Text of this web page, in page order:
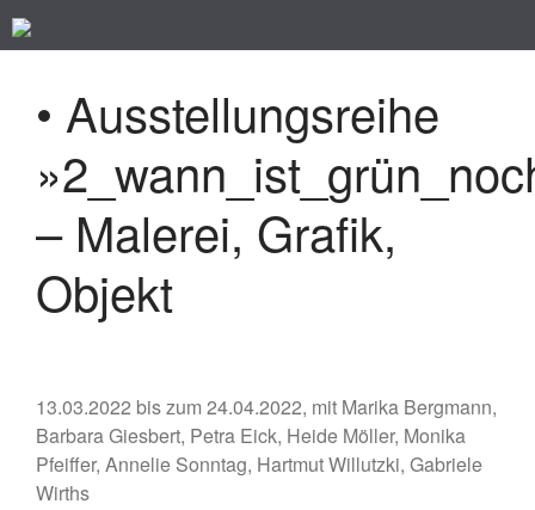
Startseite
Kunst im Kreuzviertel
• Ausstellungsreihe
– Malerei, Grafik,
Objekt
13.03.2022 bis zum 24.04.2022, mit Marika Bergmann,
Barbara Giesbert, Petra Eick, Heide Möller, Monika
Pfeiffer, Annelie Sonntag, Hartmut Willutzki, Gabriele
Wirths